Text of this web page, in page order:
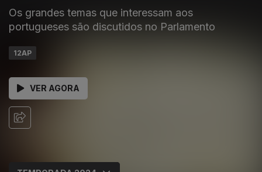
Os grandes temas que interessam aos
portugueses são discutidos no Parlamento
12AP
VER AGORA